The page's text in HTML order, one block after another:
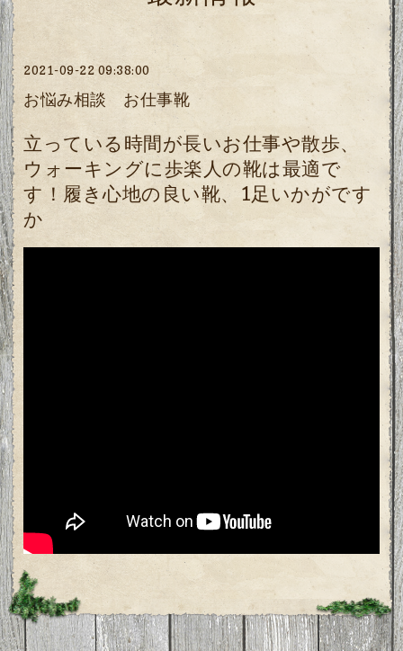
2021-09-22 09:38:00
お悩み相談 お仕事靴
立っている時間が長いお仕事や散歩、
ウォーキングに歩楽人の靴は最適で
す！履き心地の良い靴、1足いかがです
か